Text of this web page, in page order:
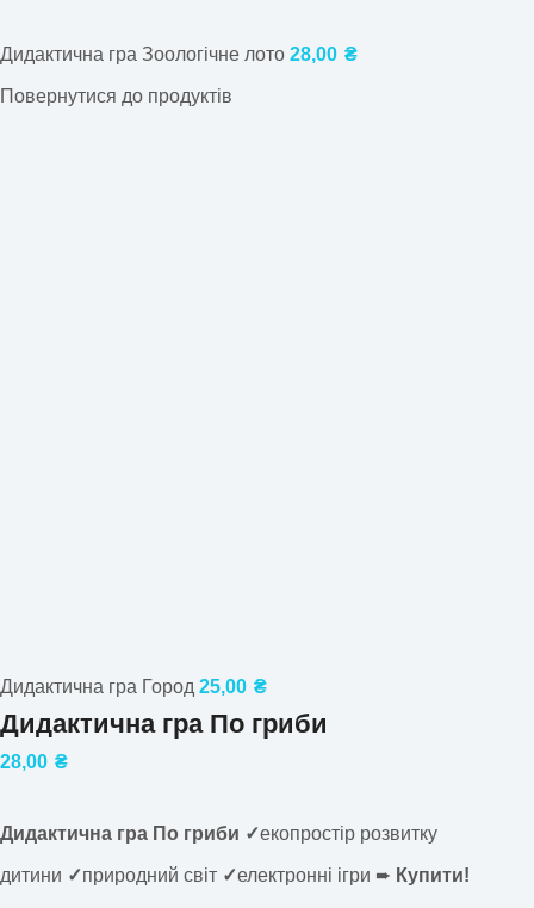
Дидактична гра Зоологічне лото 28,00 ₴
Повернутися до продуктів
Дидактична гра Город 25,00 ₴
Дидактична гра По гриби
28,00 ₴
Дидактична гра По гриби ✓екопростір розвитку
дитини ✓природний світ ✓електронні ігри ➨ Купити!